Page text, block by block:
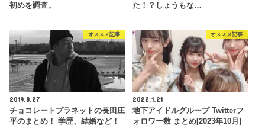
初めを調査。
た！？しょうもな…
オススメ記事
2019.8.27
チョコレートプラネットの長田庄
平のまとめ！ 学歴、結婚など！
オススメ記事
2022.1.21
地下アイドルグループ Twitterフ
ォロワー数 まとめ[2023年10月]